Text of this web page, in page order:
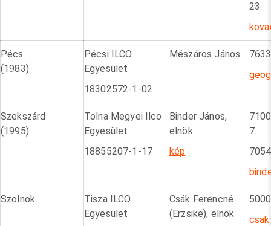
23.
Pécs
(1983)
Pécsi ILCO
Egyesület
18302572-1-02
Mészáros János
Szekszárd
(1995)
Tolna Megyei Ilco
Egyesület
18855207-1-17
Binder János,
elnök
kép
7.
Szolnok
Tisza ILCO
Egyesület
Csák Ferencné
(Erzsike), elnök